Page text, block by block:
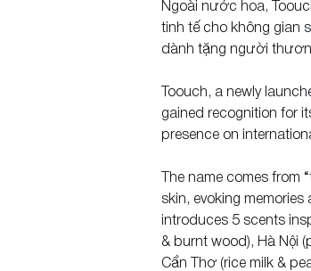
Ngoài nước hoa,
tinh tế cho không gian
dành tặng người
Toouch, a newly
gained recognition for
presence on
The name comes
skin, evoking
introduces 5 scents
& burnt wood), Hà Nội
Cần Thơ (rice milk &